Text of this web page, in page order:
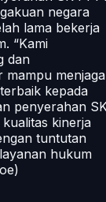
negara
lama bekerja
“Kami
dan
mampu menjaga
kepada
penyerahan
kinerja
tuntutan
hukum